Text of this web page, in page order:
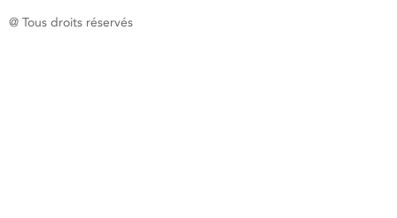
@ Tous droits réservés